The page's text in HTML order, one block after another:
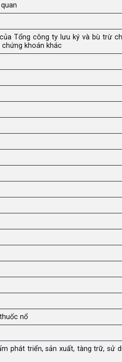
Tổng công ty lưu ký và bù trừ
khoán khác
nổ
phát triển, sản xuất, tàng trữ, sử